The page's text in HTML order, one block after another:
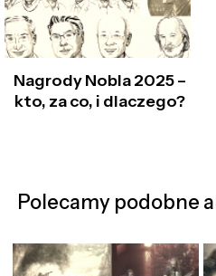
Nagrody Nobla 2025 –
kto, za co, i dlaczego?
Polecamy podobne